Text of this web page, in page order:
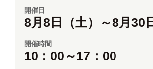
開催日
8月8日（土）～8月30
開催時間
10：00～17：00